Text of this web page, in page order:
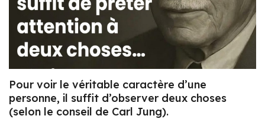
Pour voir le véritable caractère d’une
personne, il suffit d’observer deux choses
(selon le conseil de Carl Jung).